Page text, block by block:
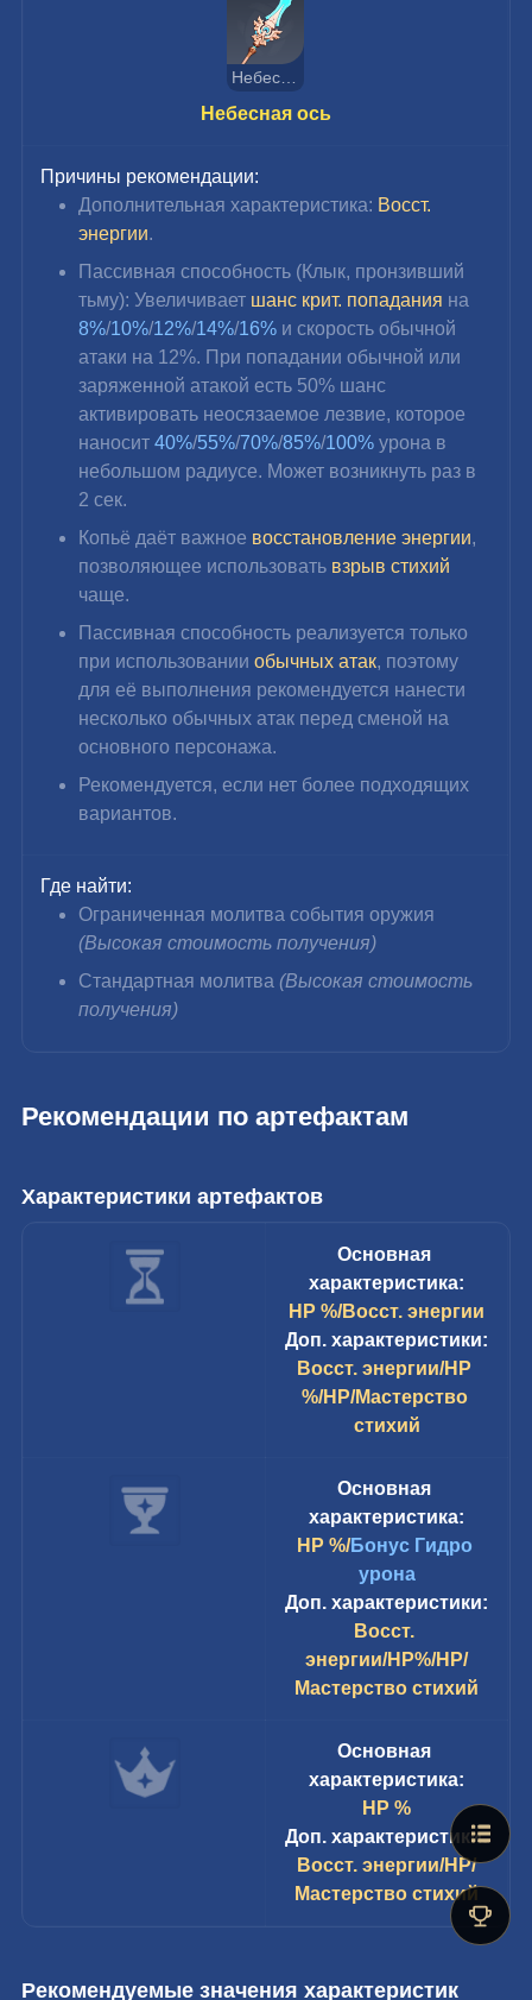
Небесная ось
Небесная ось
Причины рекомендации:
Дополнительная характеристика: Восст.
энергии.
Пассивная способность (Клык, пронзивший
тьму): Увеличивает шанс крит. попадания на
8%/10%/12%/14%/16% и скорость обычной
атаки на 12%. При попадании обычной или
заряженной атакой есть 50% шанс
активировать неосязаемое лезвие, которое
наносит 40%/55%/70%/85%/100% урона в
небольшом радиусе. Может возникнуть раз в
2 сек.
Копьё даёт важное восстановление энергии,
позволяющее использовать взрыв стихий
чаще.
Пассивная способность реализуется только
при использовании обычных атак, поэтому
для её выполнения рекомендуется нанести
несколько обычных атак перед сменой на
основного персонажа.
Рекомендуется, если нет более подходящих
вариантов.
Где найти:
Ограниченная молитва события оружия
(Высокая стоимость получения)
Стандартная молитва (Высокая стоимость
получения)
Рекомендации по артефактам
Характеристики артефактов
Основная
характеристика:
HP %/Восст. энергии
Доп. характеристики:
Восст. энергии/HP
%/HP/Мастерство
стихий
Основная
характеристика:
HP %/Бонус Гидро
урона
Доп. характеристики:
Восст.
энергии/HP%/HP/
Мастерство стихий
Основная
характеристика:
HP %
Доп. характеристики:
Восст. энергии/HP/
Мастерство стихий
Рекомендуемые значения характеристик